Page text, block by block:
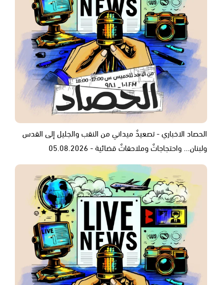
الحصاد الاخباري - تصعيدٌ ميداني من النقب والجليل إلى القدس
ولبنان... واحتجاجاتٌ وملاحقاتٌ قضائية - 05.08.2026